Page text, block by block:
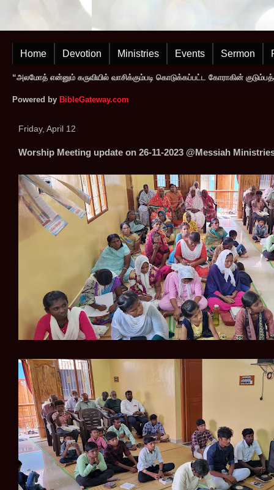
Home Devotion Ministries Events Sermon
“அலமோத் என்னும் கருவியில் வாசிக்கும்படி கொடுக்கப்பட்ட கோராகின்
Powered by BibleGateway.com
Friday, April 12
Worship Meeting update on 26-11-2023 @Messiah